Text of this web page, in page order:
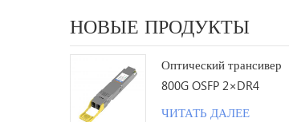
НОВЫЕ ПРОДУКТЫ
Оптический трансивер
800G OSFP 2×DR4
1310nm 500M MPO12 с
ЧИТАТЬ ДАЛЕЕ